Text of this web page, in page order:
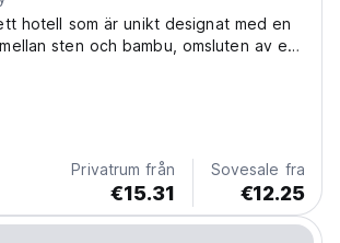
hotell som är unikt designat med en
sten och bambu, omsluten av en
bra energi!
Privatrum från
€15.31
Sovesale fra
€12.25